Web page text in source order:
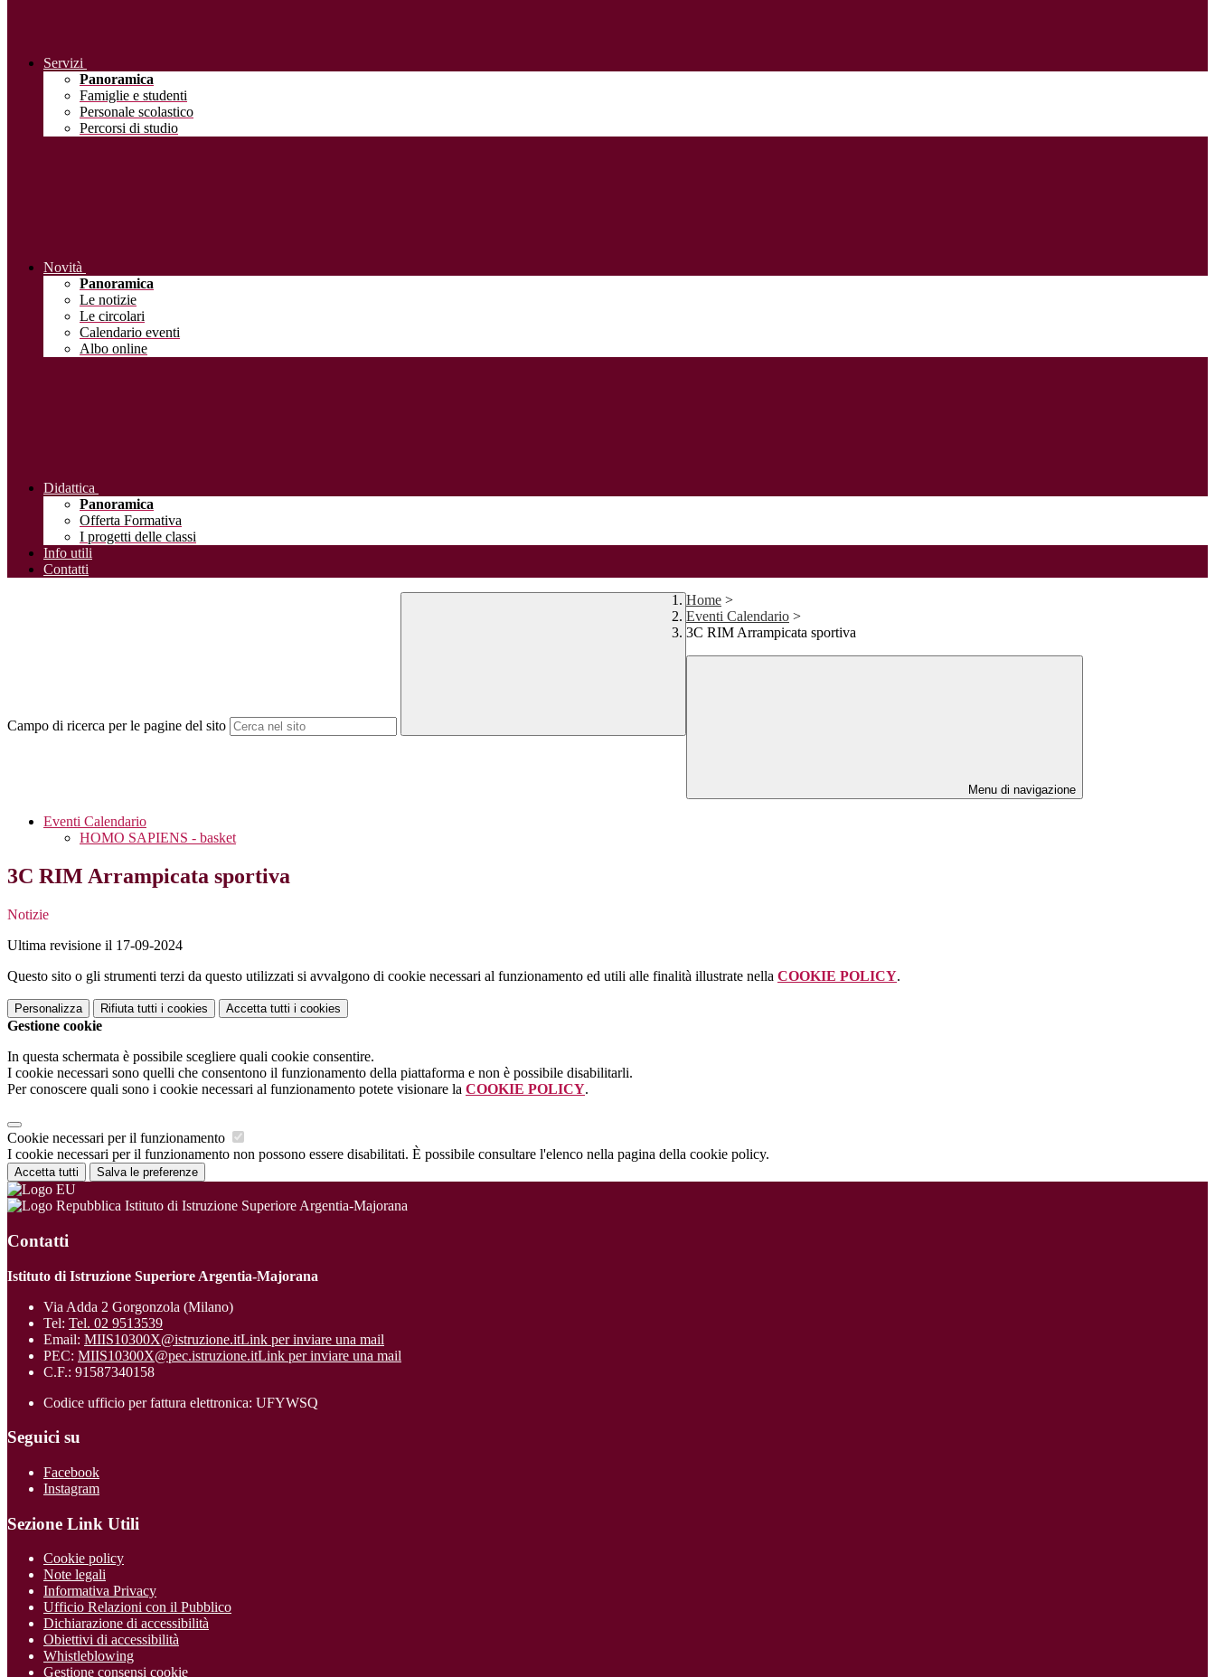
Servizi
Panoramica
Famiglie e studenti
Personale scolastico
Percorsi di studio
Novità
Panoramica
Le notizie
Le circolari
Calendario eventi
Albo online
Didattica
Panoramica
Offerta Formativa
I progetti delle classi
Info utili
Contatti
Campo di ricerca per le pagine del sito
Home >
Eventi Calendario >
3C RIM Arrampicata sportiva
Menu di navigazione
Eventi Calendario
HOMO SAPIENS - basket
3C RIM Arrampicata sportiva
Notizie
Ultima revisione il 17-09-2024
Questo sito o gli strumenti terzi da questo utilizzati si avvalgono di cookie necessari al funzionamento ed utili alle finalità illustrate nella COOKIE POLICY.
Personalizza Rifiuta tutti i cookies Accetta tutti i cookies
Gestione cookie
In questa schermata è possibile scegliere quali cookie consentire.
I cookie necessari sono quelli che consentono il funzionamento della piattaforma e non è possibile disabilitarli.
Per conoscere quali sono i cookie necessari al funzionamento potete visionare la COOKIE POLICY.
Cookie necessari per il funzionamento
I cookie necessari per il funzionamento non possono essere disabilitati. È possibile consultare l'elenco nella pagina della cookie policy.
Accetta tutti Salva le preferenze
Istituto di Istruzione Superiore Argentia-Majorana
Contatti
Istituto di Istruzione Superiore Argentia-Majorana
Via Adda 2 Gorgonzola (Milano)
Tel: Tel. 02 9513539
Email: MIIS10300X@istruzione.itLink per inviare una mail
PEC: MIIS10300X@pec.istruzione.itLink per inviare una mail
C.F.: 91587340158
Codice ufficio per fattura elettronica: UFYWSQ
Seguici su
Facebook
Instagram
Sezione Link Utili
Cookie policy
Note legali
Informativa Privacy
Ufficio Relazioni con il Pubblico
Dichiarazione di accessibilità
Obiettivi di accessibilità
Whistleblowing
Gestione consensi cookie